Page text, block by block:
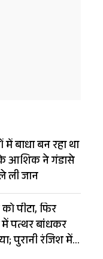
बाधा बन रहा था
के आशिक ने गंडासे
ली जान
पीटा, फिर
में पत्थर बांधकर
पुरानी रंजिश में